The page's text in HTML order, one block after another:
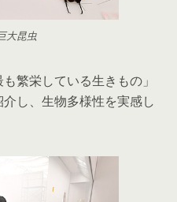
大昆虫
繁栄している生きもの」
し、生物多様性を実感し